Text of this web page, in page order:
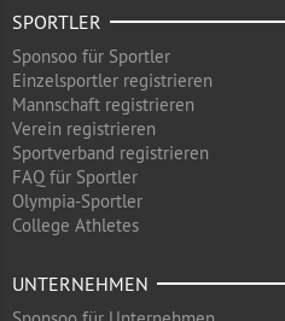
SPORTLER
Sponsoo für Sportler
Einzelsportler registrieren
Mannschaft registrieren
Verein registrieren
Sportverband registrieren
FAQ für Sportler
Olympia-Sportler
College Athletes
UNTERNEHMEN